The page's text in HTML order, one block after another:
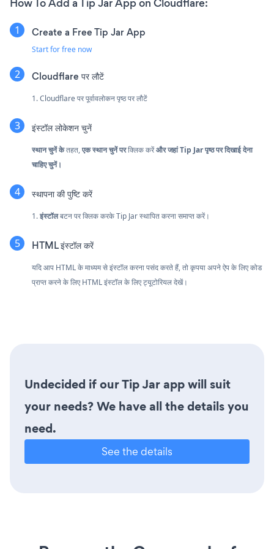
How To Add a Tip Jar App on Cloudflare:
Create a Free Tip Jar App
Start for free now
Cloudflare पर लौटें
1. Cloudflare पर पूर्वावलोकन पृष्ठ पर लौटें
इंस्टॉल लोकेशन चुनें
स्थान चुनें केतहत,एक स्थान चुनें परक्लिक करेंऔर जहां Tip Jar पृष्ठ पर दिखाई देना
चाहिए चुनें।
स्थापना की पुष्टि करें
1.इंस्टॉलबटन पर क्लिक करके Tip Jar स्थापित करना समाप्त करें।
HTML इंस्टॉल करें
यदि आप HTML के माध्यम से इंस्टॉल करना पसंद करते हैं, तो कृपया अपने ऐप के लिए कोड
प्राप्त करने के लिए HTML इंस्टॉल के लिए ट्यूटोरियल देखें।
Undecided if our Tip Jar app will suit
your needs? We have all the details you
need.
See the details